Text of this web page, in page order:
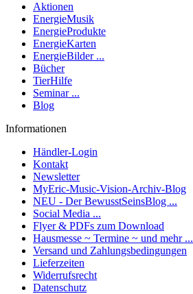
Aktionen
EnergieMusik
EnergieProdukte
EnergieKarten
EnergieBilder ...
Bücher
TierHilfe
Seminar ...
Blog
Informationen
Händler-Login
Kontakt
Newsletter
MyEric-Music-Vision-Archiv-Blog
NEU - Der BewusstSeinsBlog ...
Social Media ...
Flyer & PDFs zum Download
Hausmesse ~ Termine ~ und mehr ...
Versand und Zahlungsbedingungen
Lieferzeiten
Widerrufsrecht
Datenschutz